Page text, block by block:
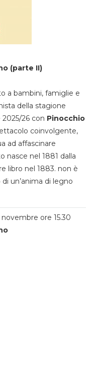
(parte II)
a bambini, famiglie e
della stagione
26 con Pinocchio
coinvolgente,
ad affascinare
nasce nel 1881 dalla
libro nel 1883. non è
un’anima di legno
ore 15.30